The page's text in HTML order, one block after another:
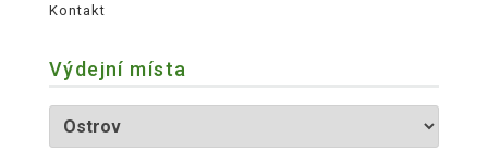
Kontakt
Výdejní místa